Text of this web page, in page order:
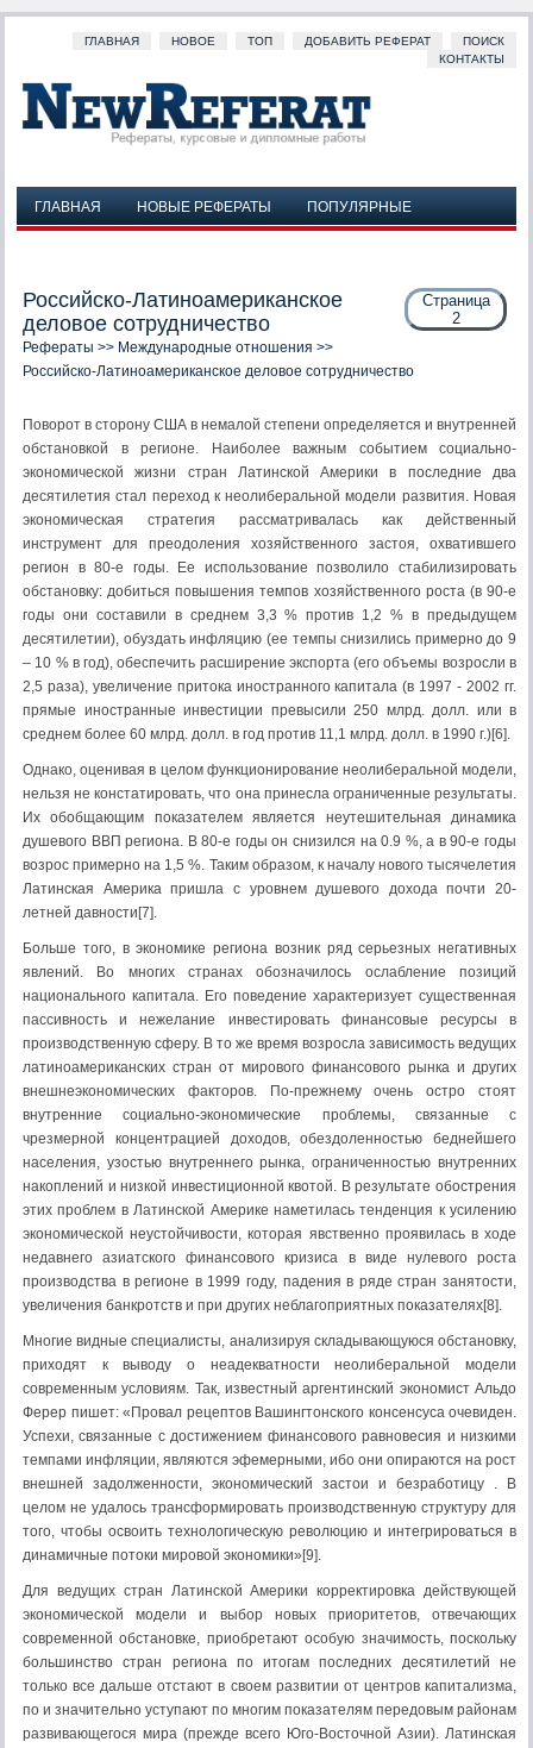
ГЛАВНАЯ НОВОЕ ТОП ДОБАВИТЬ РЕФЕРАТ
ПОИСК
КОНТАКТЫ
ГЛАВНАЯ НОВЫЕ РЕФЕРАТЫ
ПОПУЛЯРНЫЕ
Страница
2
Российско-Латиноамериканское
деловое сотрудничество
Рефераты >> Международные отношения >>
Российско-Латиноамериканское деловое сотрудничество
Поворот в сторону США в немалой степени определяется и внутренней
обстановкой в регионе. Наиболее важным событием социально-
экономической жизни стран Латинской Америки в последние два
десятилетия стал переход к неолиберальной модели развития. Новая
экономическая стратегия рассматривалась как действенный
инструмент для преодоления хозяйственного застоя, охватившего
регион в 80-е годы. Ее использование позволило стабилизировать
обстановку: добиться повышения темпов хозяйственного роста (в 90-е
годы они составили в среднем 3,3 % против 1,2 % в предыдущем
десятилетии), обуздать инфляцию (ее темпы снизились примерно до 9
– 10 % в год), обеспечить расширение экспорта (его объемы возросли в
2,5 раза), увеличение притока иностранного капитала (в 1997 - 2002 гг.
прямые иностранные инвестиции превысили 250 млрд. долл. или в
среднем более 60 млрд. долл. в год против 11,1 млрд. долл. в 1990 г.)[6].
Однако, оценивая в целом функционирование неолиберальной модели,
нельзя не констатировать, что она принесла ограниченные результаты.
Их обобщающим показателем является неутешительная динамика
душевого ВВП региона. В 80-е годы он снизился на 0.9 %, а в 90-е годы
возрос примерно на 1,5 %. Таким образом, к началу нового тысячелетия
Латинская Америка пришла с уровнем душевого дохода почти 20-
летней давности[7].
Больше того, в экономике региона возник ряд серьезных негативных
явлений. Во многих странах обозначилось ослабление позиций
национального капитала. Его поведение характеризует существенная
пассивность и нежелание инвестировать финансовые ресурсы в
производственную сферу. В то же время возросла зависимость ведущих
латиноамериканских стран от мирового финансового рынка и других
внешнеэкономических факторов. По-прежнему очень остро стоят
внутренние социально-экономические проблемы, связанные с
чрезмерной концентрацией доходов, обездоленностью беднейшего
населения, узостью внутреннего рынка, ограниченностью внутренних
накоплений и низкой инвестиционной квотой. В результате обострения
этих проблем в Латинской Америке наметилась тенденция к усилению
экономической неустойчивости, которая явственно проявилась в ходе
недавнего азиатского финансового кризиса в виде нулевого роста
производства в регионе в 1999 году, падения в ряде стран занятости,
увеличения банкротств и при других неблагоприятных показателях[8].
Многие видные специалисты, анализируя складывающуюся обстановку,
приходят к выводу о неадекватности неолиберальной модели
современным условиям. Так, известный аргентинский экономист Альдо
Ферер пишет: «Провал рецептов Вашингтонского консенсуса очевиден.
Успехи, связанные с достижением финансового равновесия и низкими
темпами инфляции, являются эфемерными, ибо они опираются на рост
внешней задолженности, экономический застои и безработицу . В
целом не удалось трансформировать производственную структуру для
того, чтобы освоить технологическую революцию и интегрироваться в
динамичные потоки мировой экономики»[9].
Для ведущих стран Латинской Америки корректировка действующей
экономической модели и выбор новых приоритетов, отвечающих
современной обстановке, приобретают особую значимость, поскольку
большинство стран региона по итогам последних десятилетий не
только все дальше отстают в своем развитии от центров капитализма,
по и значительно уступают по многим показателям передовым районам
развивающегося мира (прежде всего Юго-Восточной Азии). Латинская